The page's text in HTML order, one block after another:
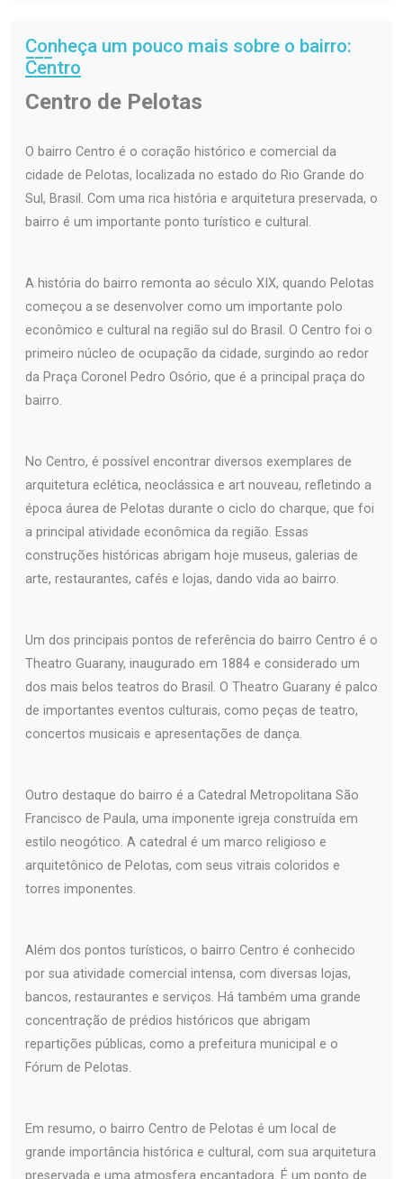
Conheça um pouco mais sobre o bairro:
Centro
Centro de Pelotas
O bairro Centro é o coração histórico e comercial da
cidade de Pelotas, localizada no estado do Rio Grande do
Sul, Brasil. Com uma rica história e arquitetura preservada, o
bairro é um importante ponto turístico e cultural.
A história do bairro remonta ao século XIX, quando Pelotas
começou a se desenvolver como um importante polo
econômico e cultural na região sul do Brasil. O Centro foi o
primeiro núcleo de ocupação da cidade, surgindo ao redor
da Praça Coronel Pedro Osório, que é a principal praça do
bairro.
No Centro, é possível encontrar diversos exemplares de
arquitetura eclética, neoclássica e art nouveau, refletindo a
época áurea de Pelotas durante o ciclo do charque, que foi
a principal atividade econômica da região. Essas
construções históricas abrigam hoje museus, galerias de
arte, restaurantes, cafés e lojas, dando vida ao bairro.
Um dos principais pontos de referência do bairro Centro é o
Theatro Guarany, inaugurado em 1884 e considerado um
dos mais belos teatros do Brasil. O Theatro Guarany é palco
de importantes eventos culturais, como peças de teatro,
concertos musicais e apresentações de dança.
Outro destaque do bairro é a Catedral Metropolitana São
Francisco de Paula, uma imponente igreja construída em
estilo neogótico. A catedral é um marco religioso e
arquitetônico de Pelotas, com seus vitrais coloridos e
torres imponentes.
Além dos pontos turísticos, o bairro Centro é conhecido
por sua atividade comercial intensa, com diversas lojas,
bancos, restaurantes e serviços. Há também uma grande
concentração de prédios históricos que abrigam
repartições públicas, como a prefeitura municipal e o
Fórum de Pelotas.
Em resumo, o bairro Centro de Pelotas é um local de
grande importância histórica e cultural, com sua arquitetura
preservada e uma atmosfera encantadora. É um ponto de